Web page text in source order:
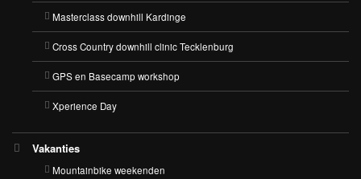
Masterclass downhill Kardinge
Cross Country downhill clinic Tecklenburg
GPS en Basecamp workshop
Xperience Day
Vakanties
Mountainbike weekenden